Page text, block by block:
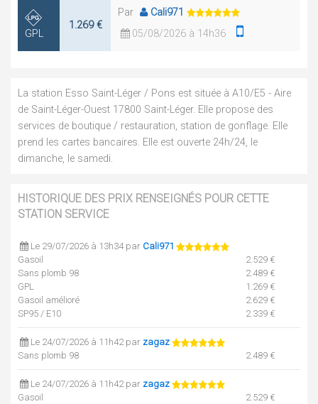
GPL
1.269 €
Par
Cali971
05/08/2026 à 14h36
La station Esso Saint-Léger / Pons est située à A10/E5 - Aire
de Saint-Léger-Ouest 17800 Saint-Léger. Elle propose des
services de boutique / restauration, station de gonflage. Elle
prend les cartes bancaires. Elle est ouverte 24h/24, le
dimanche, le samedi.
HISTORIQUE DES PRIX RENSEIGNÉS POUR CETTE
STATION SERVICE
Le 29/07/2026 à 13h34 par Cali971
Gasoil
2.529 €
Sans plomb 98
2.489 €
GPL
1.269 €
Gasoil amélioré
2.629 €
SP95 / E10
2.339 €
Le 24/07/2026 à 11h42 par zagaz
Sans plomb 98
2.489 €
Le 24/07/2026 à 11h42 par zagaz
Gasoil
2.529 €